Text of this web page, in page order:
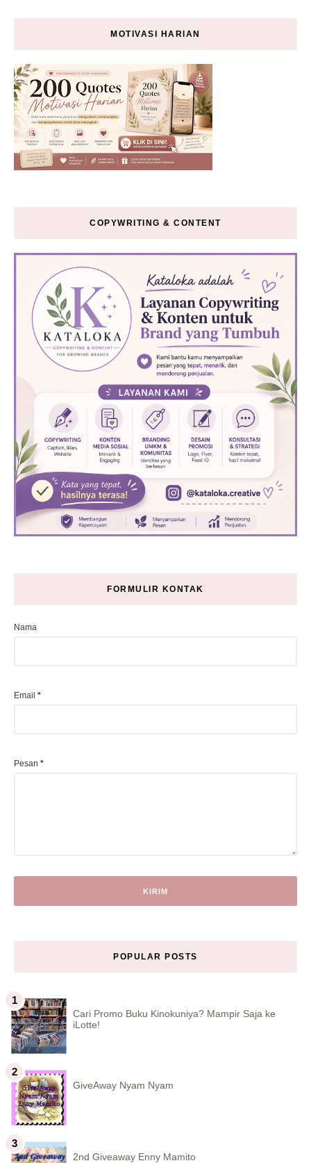
MOTIVASI HARIAN
COPYWRITING & CONTENT
FORMULIR KONTAK
Nama
Email *
Pesan *
POPULAR POSTS
Cari Promo Buku Kinokuniya? Mampir Saja ke
iLotte!
GiveAway Nyam Nyam
2nd Giveaway Enny Mamito